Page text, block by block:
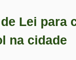
Lei para
na cidade